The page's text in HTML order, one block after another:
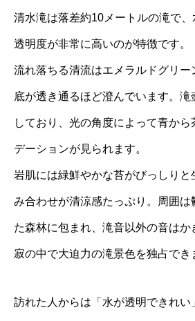
清水滝は落差約10メートルの滝で
透明度が非常に高いのが特徴です。
流れ落ちる清流はエメラルドグリー
底が透き通るほど澄んでいます。
しており、光の角度によって青から
デーションが見られます。
岩肌には緑鮮やかな苔がびっしりと
み合わせが清涼感たっぷり。周囲は
た森林に包まれ、滝音以外の音は
寂の中で大迫力の滝景色を独占でき
訪れた人からは「水が透明できれい